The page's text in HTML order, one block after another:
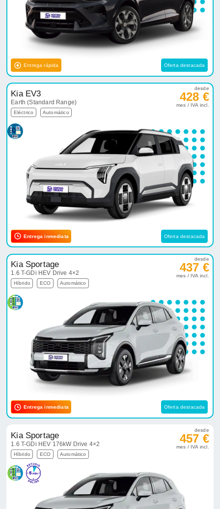
Entrega rápida Oferta destacada
Kia EV3
Earth (Standard Range)
Eléctrico Automático
desde
428 €
mes / IVA incl.
Entrega inmediata Oferta destacada
Kia Sportage
1.6 T-GDi HEV Drive 4×2
Híbrido ECO Automático
desde
437 €
mes / IVA incl.
Entrega inmediata Oferta destacada
Kia Sportage
1.6 T-GDi HEV 176kW Drive 4×2
Híbrido ECO Automático
desde
457 €
mes / IVA incl.